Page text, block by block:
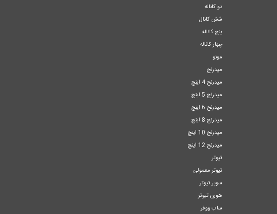
دو کاناله
شش کانال
پنج کاناله
چهار کاناله
مونو
میدرنج
میدرنج 4 اینچ
میدرنج 5 اینچ
میدرنج 6 اینچ
میدرنج 8 اینچ
میدرنج 10 اینچ
میدرنج 12 اینچ
تیوتر
تیوتر معمولی
سوپر تیوتر
هورن تیوتر
ساب ووفر